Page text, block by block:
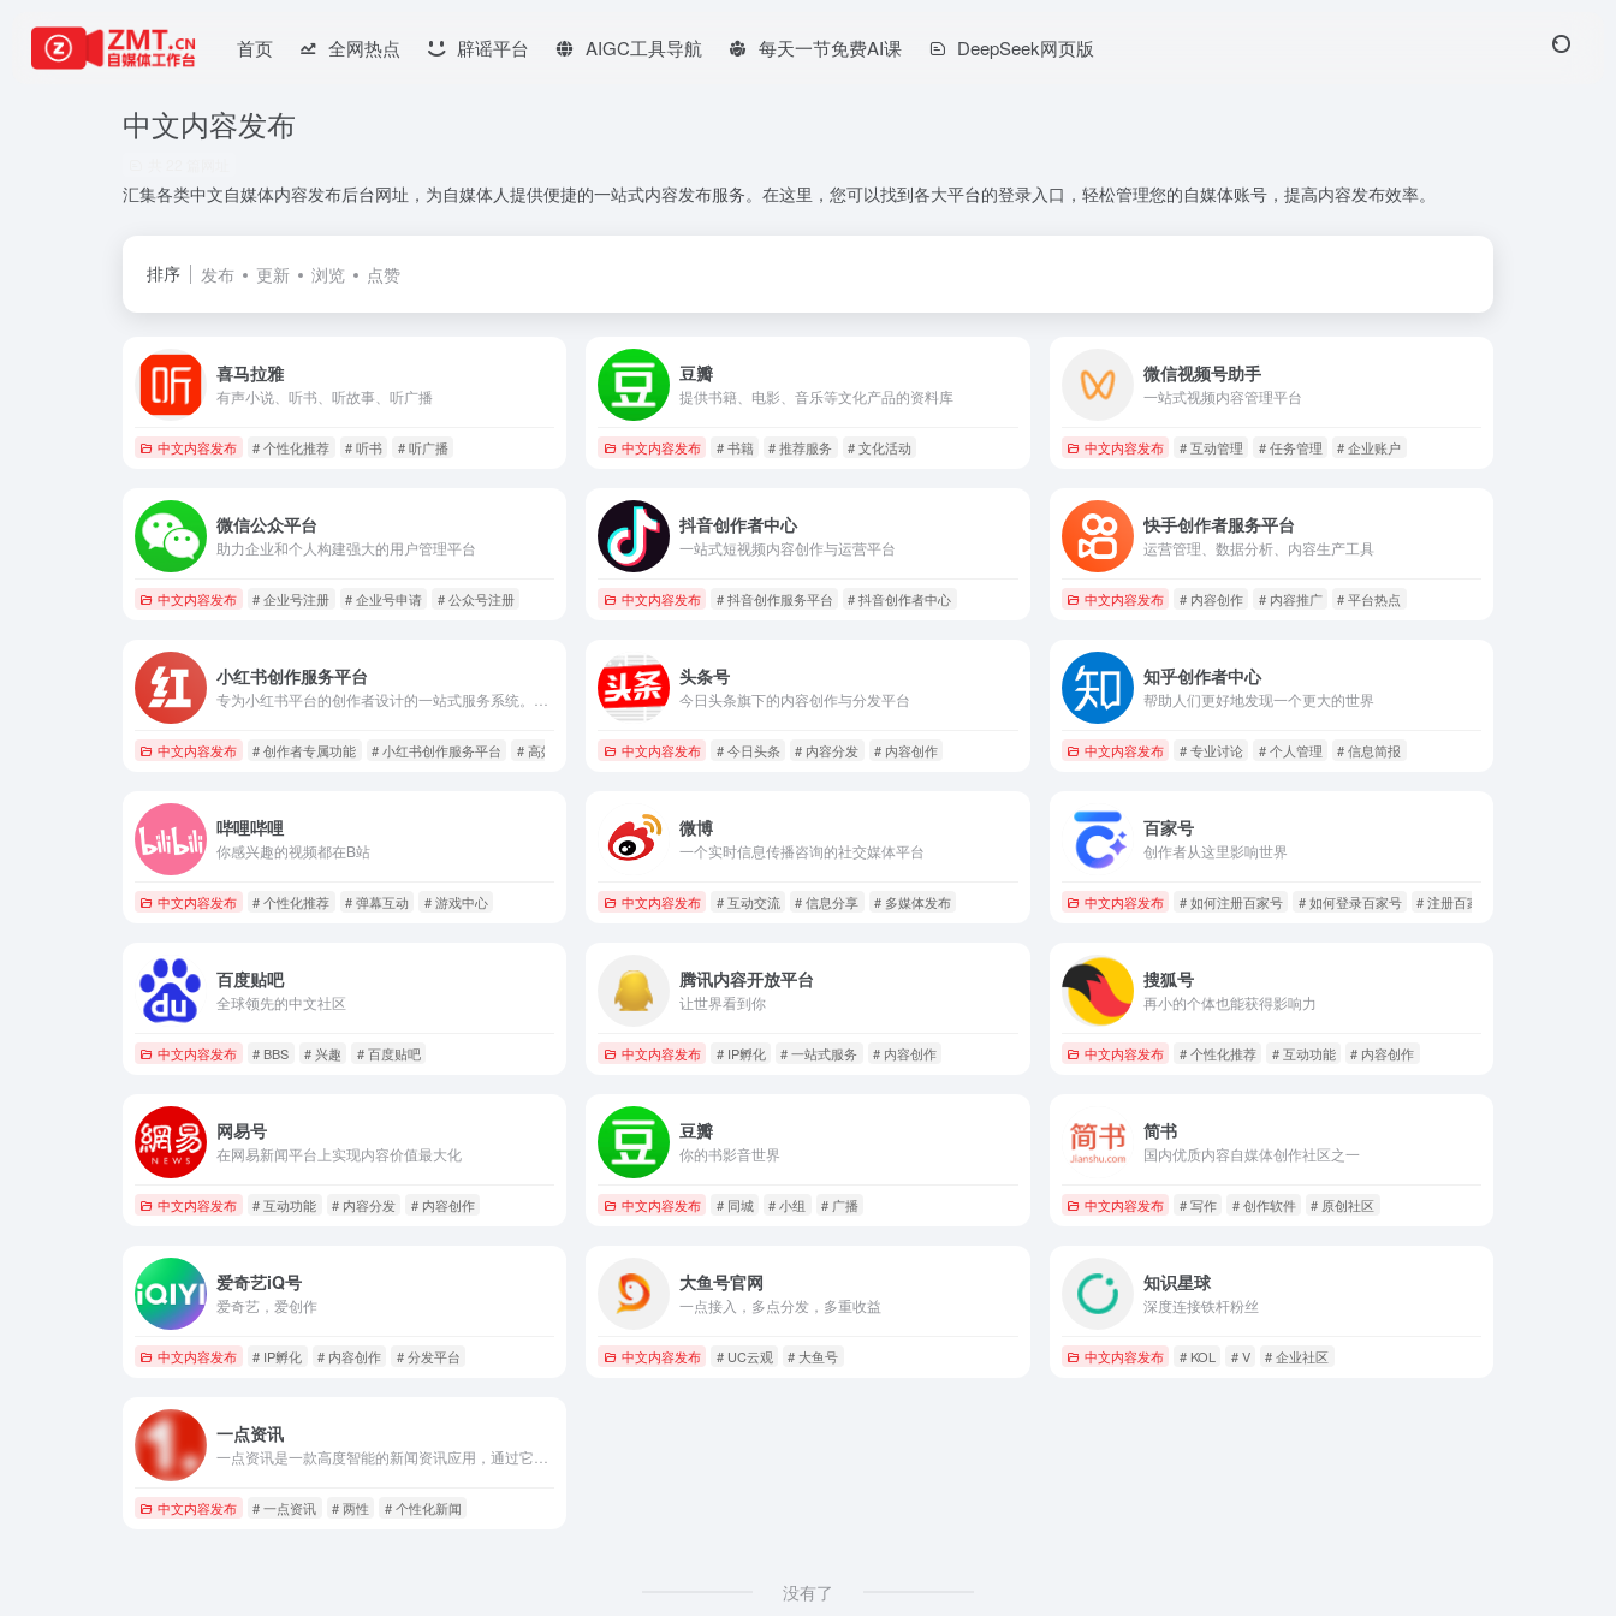
首页 全网热点 辟谣平台 AIGC工具导航 每天一节免费AI课 DeepSeek网页版
中文内容发布
汇集各类中文自媒体内容发布后台网址，为自媒体人提供便捷的一站式内容发布服务。在这里，您可以找到各大平台的登录入口，轻松管理您的自媒体账号，提高内容发布效率。
排序 发布 更新 浏览 点赞
喜马拉雅
有声小说、听书、听故事、听广播
中文内容发布 # 个性化推荐 # 听书 # 听广播
豆瓣
提供书籍、电影、音乐等文化产品的资料库
中文内容发布 # 书籍 # 推荐服务 # 文化活动
微信视频号助手
一站式视频内容管理平台
中文内容发布 # 互动管理 # 任务管理 # 企业账户
微信公众平台
助力企业和个人构建强大的用户管理平台
中文内容发布 # 企业号注册 # 企业号申请 # 公众号注册
抖音创作者中心
一站式短视频内容创作与运营平台
中文内容发布 # 抖音创作服务平台 # 抖音创作者中心
快手创作者服务平台
运营管理、数据分析、内容生产工具
中文内容发布 # 内容创作 # 内容推广 # 平台热点
小红书创作服务平台
中文内容发布 # 创作者专属功能 # 小红书创作服务平台 # 高效内容管理
头条号
今日头条旗下的内容创作与分发平台
中文内容发布 # 今日头条 # 内容分发 # 内容创作
知乎创作者中心
帮助人们更好地发现一个更大的世界
中文内容发布 # 专业讨论 # 个人管理 # 信息简报
哔哩哔哩
你感兴趣的视频都在B站
中文内容发布 # 个性化推荐 # 弹幕互动 # 游戏中心
微博
一个实时信息传播咨询的社交媒体平台
中文内容发布 # 互动交流 # 信息分享 # 多媒体发布
百家号
创作者从这里影响世界
中文内容发布 # 如何注册百家号 # 如何登录百家号 # 注册百家号
百度贴吧
全球领先的中文社区
中文内容发布 # BBS # 兴趣 # 百度贴吧
腾讯内容开放平台
让世界看到你
中文内容发布 # IP孵化 # 一站式服务 # 内容创作
搜狐号
再小的个体也能获得影响力
中文内容发布 # 个性化推荐 # 互动功能 # 内容创作
网易号
在网易新闻平台上实现内容价值最大化
中文内容发布 # 互动功能 # 内容分发 # 内容创作
豆瓣
你的书影音世界
中文内容发布 # 同城 # 小组 # 广播
简书
国内优质内容自媒体创作社区之一
中文内容发布 # 写作 # 创作软件 # 原创社区
爱奇艺iQ号
爱奇艺，爱创作
中文内容发布 # IP孵化 # 内容创作 # 分发平台
大鱼号官网
一点接入，多点分发，多重收益
中文内容发布 # UC云观 # 大鱼号
知识星球
深度连接铁杆粉丝
中文内容发布 # KOL # V # 企业社区
一点资讯
中文内容发布 # 一点资讯 # 两性 # 个性化新闻
没有了